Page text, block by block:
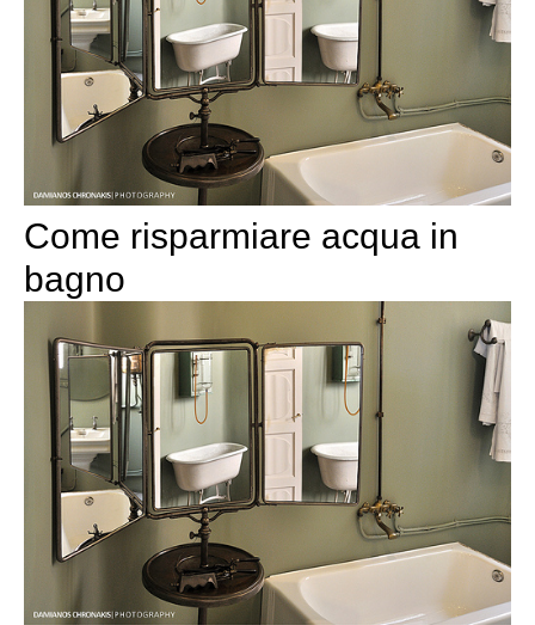
Come risparmiare acqua in
bagno